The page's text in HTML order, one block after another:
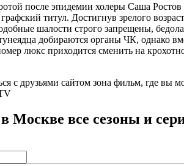
после эпидемии холеры Саша
титул. Достигнув зрелого
шалости строго запрещены,
добираются органы ЧК, однако
люкс приходится сменить на
с друзьями сайтом зона фильм, где
Москве все сезоны и